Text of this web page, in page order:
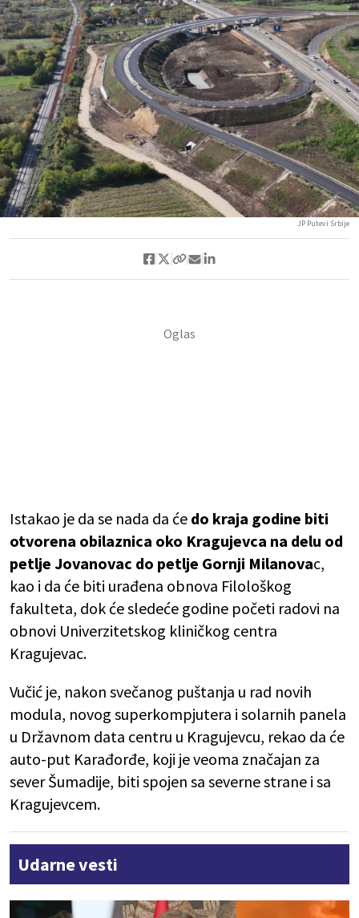
JP Putevi Srbije
Istakao je da se nada da će do kraja godine biti
otvorena obilaznica oko Kragujevca na delu od
petlje Jovanovac do petlje Gornji Milanovac,
kao i da će biti urađena obnova Filološkog
fakulteta, dok će sledeće godine početi radovi na
obnovi Univerzitetskog kliničkog centra
Kragujevac.
Vučić je, nakon svečanog puštanja u rad novih
modula, novog superkompjutera i solarnih panela
u Državnom data centru u Kragujevcu, rekao da će
auto-put Karađorđe, koji je veoma značajan za
sever Šumadije, biti spojen sa severne strane i sa
Kragujevcem.
Udarne vesti